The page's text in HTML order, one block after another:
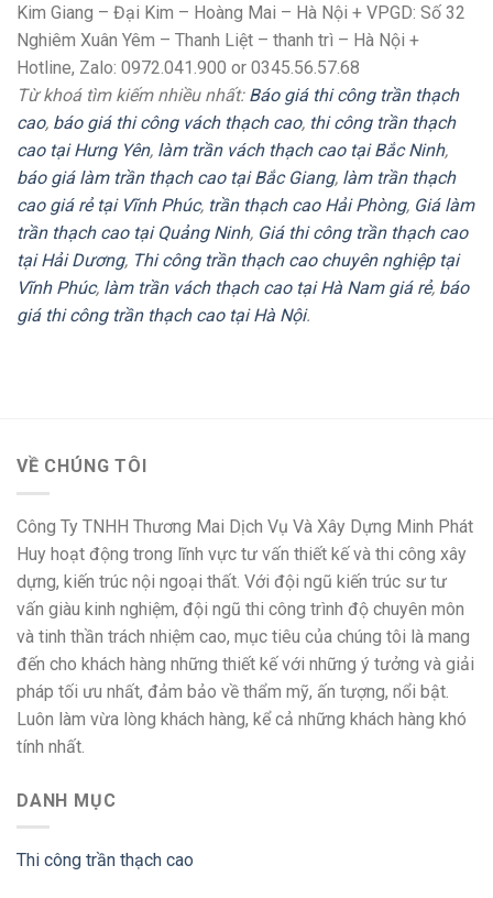
Kim Giang – Đại Kim – Hoàng Mai – Hà Nội + VPGD: Số 32
Nghiêm Xuân Yêm – Thanh Liệt – thanh trì – Hà Nội +
Hotline, Zalo: 0972.041.900 or 0345.56.57.68
Từ khoá tìm kiếm nhiều nhất: Báo giá thi công trần thạch
cao, báo giá thi công vách thạch cao, thi công trần thạch
cao tại Hưng Yên, làm trần vách thạch cao tại Bắc Ninh,
báo giá làm trần thạch cao tại Bắc Giang, làm trần thạch
cao giá rẻ tại Vĩnh Phúc, trần thạch cao Hải Phòng, Giá làm
trần thạch cao tại Quảng Ninh, Giá thi công trần thạch cao
tại Hải Dương, Thi công trần thạch cao chuyên nghiệp tại
Vĩnh Phúc, làm trần vách thạch cao tại Hà Nam giá rẻ, báo
giá thi công trần thạch cao tại Hà Nội.
VỀ CHÚNG TÔI
Công Ty TNHH Thương Mai Dịch Vụ Và Xây Dựng Minh Phát
Huy hoạt động trong lĩnh vực tư vấn thiết kế và thi công xây
dựng, kiến trúc nội ngoại thất. Với đội ngũ kiến trúc sư tư
vấn giàu kinh nghiệm, đội ngũ thi công trình độ chuyên môn
và tinh thần trách nhiệm cao, mục tiêu của chúng tôi là mang
đến cho khách hàng những thiết kế với những ý tưởng và giải
pháp tối ưu nhất, đảm bảo về thẩm mỹ, ấn tượng, nổi bật.
Luôn làm vừa lòng khách hàng, kể cả những khách hàng khó
tính nhất.
DANH MỤC
Thi công trần thạch cao